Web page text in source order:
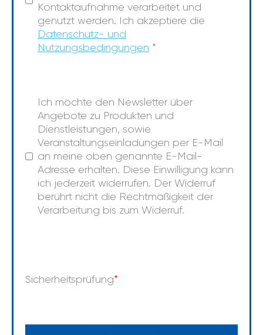
Kontaktaufnahme verarbeitet und
genutzt werden. Ich akzeptiere die
Datenschutz- und
Nutzungsbedingungen *
Ich möchte den Newsletter über
Angebote zu Produkten und
Dienstleistungen, sowie
Veranstaltungseinladungen per E-Mail
an meine oben genannte E-Mail-
Adresse erhalten. Diese Einwilligung kann
ich jederzeit widerrufen. Der Widerruf
berührt nicht die Rechtmäßigkeit der
Verarbeitung bis zum Widerruf.
Sicherheitsprüfung*